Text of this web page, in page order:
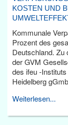
KOSTEN UND
Kommunale
Prozent des
Deutschland. Zu
der GVM
des ifeu -
Heidelberg
Weiterlesen...